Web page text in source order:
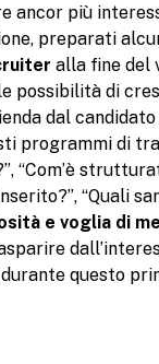
ancor più
preparati
alla fine del
possibilità di
dal
programmi di
“Com’è
“Quali
e voglia di
questo